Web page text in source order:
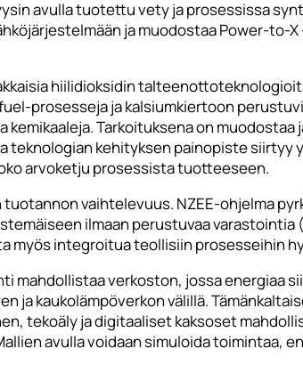
avulla tuotettu vety ja prosessissa
ja muodostaa Power-
hiilidioksidin
prosesseja ja kalsiumkiertoon
Tarkoituksena on muodostaa
teknologian kehityksen painopiste
arvoketju prosessista tuotteeseen.
vaihtelevuus. NZEE-ohjelma
ilmaan perustuvaa varastointia
myös integroitua teollisiin prosesseihin
mahdollistaa verkoston, jossa energiaa
ja kaukolämpöverkon välillä.
tekoäly ja digitaaliset kaksoset
avulla voidaan simuloida toimintaa,